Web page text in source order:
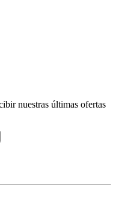
nuestras últimas ofertas